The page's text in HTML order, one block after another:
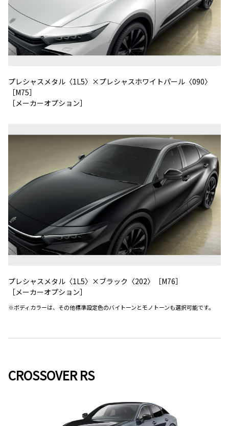
プレシャスメタル〈1L5〉×プレシャスホワイトパール〈090〉
［M75］
［メーカーオプション］
プレシャスメタル〈1L5〉×ブラック〈202〉［M76］
［メーカーオプション］
※ボディカラーは、その他標準設定色のバイトーンとモノトーンも選択可能です。
CROSSOVER RS